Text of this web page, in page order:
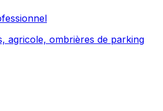
agricole, ombrières de parking